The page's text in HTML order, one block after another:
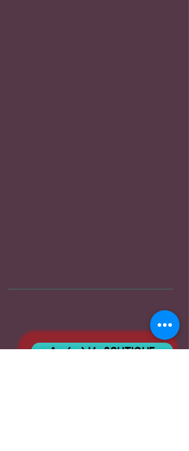
Accés à Ma BOUTIQUE